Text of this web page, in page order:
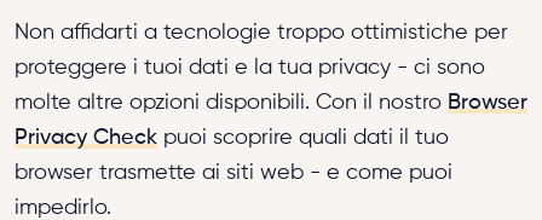
Non affidarti a tecnologie troppo ottimistiche per
proteggere i tuoi dati e la tua privacy - ci sono
molte altre opzioni disponibili. Con il nostro Browser
Privacy Check puoi scoprire quali dati il tuo
browser trasmette ai siti web - e come puoi
impedirlo.